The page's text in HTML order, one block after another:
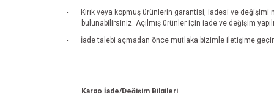
-
Kırık veya kopmuş ürünlerin garantisi, iadesi ve değişimi
bulunabilirsiniz. Açılmış ürünler için iade ve değişim
-
İade talebi açmadan önce mutlaka bizimle iletişime
Kargo İade/Değişim Bilgileri